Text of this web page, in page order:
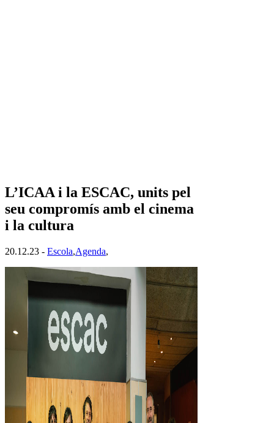
L’ICAA i la ESCAC, units pel
seu compromís amb el cinema
i la cultura
20.12.23 - Escola,Agenda,